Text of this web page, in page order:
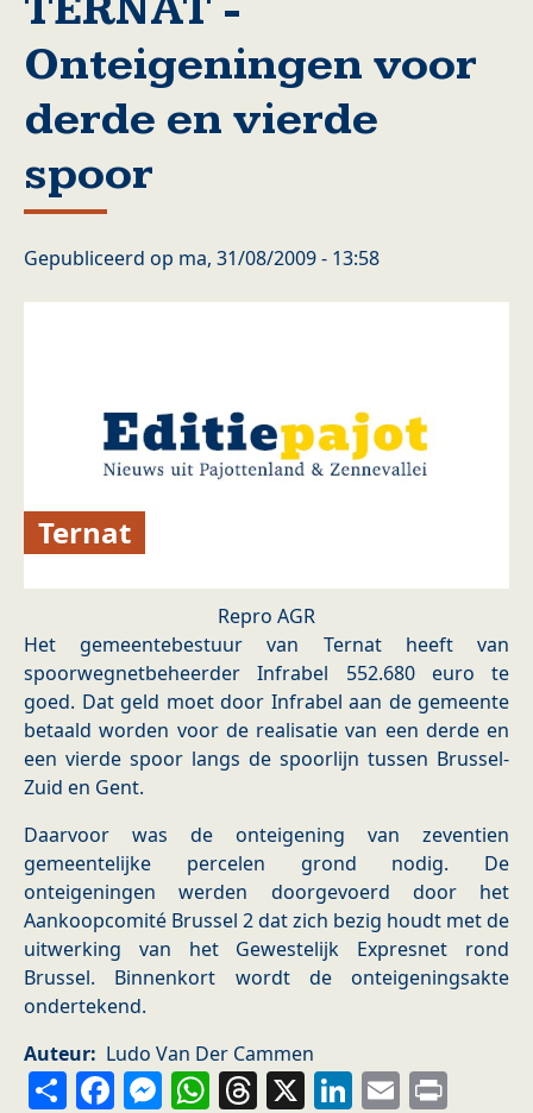
Onteigeningen voor
derde en vierde
spoor
Gepubliceerd op ma, 31/08/2009 - 13:58
Ternat
Repro AGR
Het gemeentebestuur van Ternat heeft van
spoorwegnetbeheerder Infrabel 552.680 euro te
goed. Dat geld moet door Infrabel aan de gemeente
betaald worden voor de realisatie van een derde en
een vierde spoor langs de spoorlijn tussen Brussel-
Zuid en Gent.
Daarvoor was de onteigening van zeventien
gemeentelijke percelen grond nodig. De
onteigeningen werden doorgevoerd door het
Aankoopcomité Brussel 2 dat zich bezig houdt met de
uitwerking van het Gewestelijk Expresnet rond
Brussel. Binnenkort wordt de onteigeningsakte
ondertekend.
Auteur
Ludo Van Der Cammen
ShareFacebook
Messenger
WhatsApp
Threads
X LinkedIn
Email